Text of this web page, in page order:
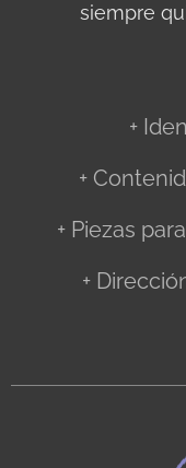
siempre
+
+
+ Piezas
+